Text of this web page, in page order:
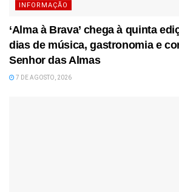
INFORMAÇÃO
‘Alma à Brava’ chega à quinta
dias de música, gastronomia e
Senhor das Almas
7 DE AGOSTO, 2026